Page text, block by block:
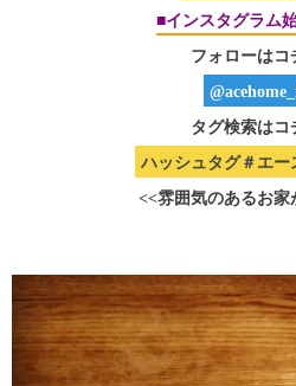
■インスタグラム
フォローは
タグ検索は
ハッシュタグ＃エー
<<雰囲気のあるお家